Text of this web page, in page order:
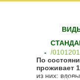
- /
По
проживает
из них: